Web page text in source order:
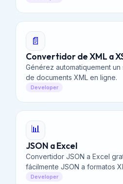
📄
Convertidor de XML a
Générez automatiquement un
de documents XML en ligne.
Developer
📊
JSON a Excel
Convertidor JSON a Excel
fácilmente JSON a formatos
Developer